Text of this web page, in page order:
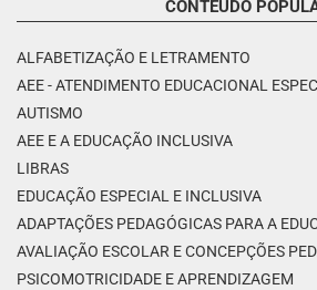
CONTEÚDO
ALFABETIZAÇÃO E LETRAMENTO
AEE - ATENDIMENTO EDUCACIONAL
AUTISMO
AEE E A EDUCAÇÃO INCLUSIVA
LIBRAS
EDUCAÇÃO ESPECIAL E INCLUSIVA
ADAPTAÇÕES PEDAGÓGICAS PARA A
AVALIAÇÃO ESCOLAR E CONCEPÇÕES
PSICOMOTRICIDADE E APRENDIZAGEM